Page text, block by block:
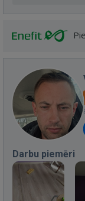
Darbu piemēri